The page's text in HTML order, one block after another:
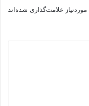
علامت‌گذاری شده‌اند